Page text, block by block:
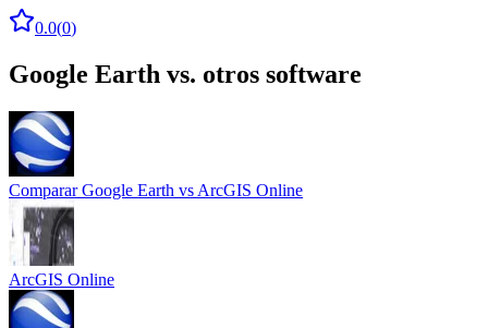
0.0(0)
Google Earth vs. otros software
Comparar Google Earth vs ArcGIS Online
ArcGIS Online